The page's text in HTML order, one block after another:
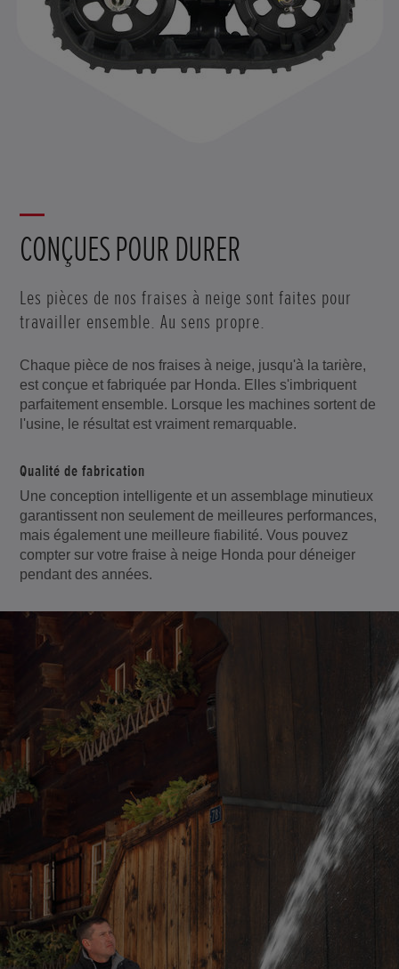
CONÇUES POUR DURER
Les pièces de nos fraises à neige sont faites pour
travailler ensemble. Au sens propre.
Chaque pièce de nos fraises à neige, jusqu'à la tarière,
est conçue et fabriquée par Honda. Elles s'imbriquent
parfaitement ensemble. Lorsque les machines sortent de
l'usine, le résultat est vraiment remarquable.
Qualité de fabrication
Une conception intelligente et un assemblage minutieux
garantissent non seulement de meilleures performances,
mais également une meilleure fiabilité. Vous pouvez
compter sur votre fraise à neige Honda pour déneiger
pendant des années.